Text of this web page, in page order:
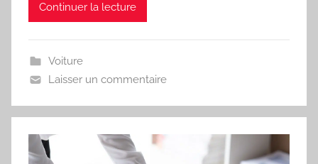
Continuer la lecture
Voiture
Laisser un commentaire